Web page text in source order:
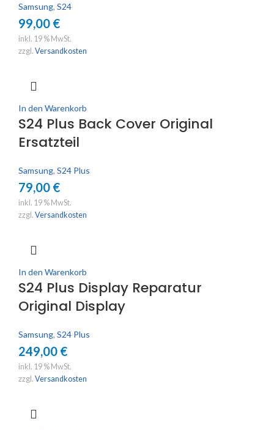
Samsung, S24
99,00 €
inkl. 19 % MwSt.
zzgl. Versandkosten
In den Warenkorb
S24 Plus Back Cover Original
Ersatzteil
Samsung, S24 Plus
79,00 €
inkl. 19 % MwSt.
zzgl. Versandkosten
In den Warenkorb
S24 Plus Display Reparatur
Original Display
Samsung, S24 Plus
249,00 €
inkl. 19 % MwSt.
zzgl. Versandkosten